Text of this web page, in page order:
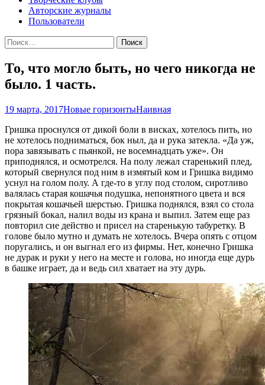
Авторские журналы
Пользователи
Найти:
То, что могло быть, но чего никогда не
было. 1 часть.
19 марта, 2017Новые горизонтыНаивная
Гришка проснулся от дикой боли в висках, хотелось пить, но
не хотелось подниматься, бок ныл, да и рука затекла. «Да уж,
пора завязывать с пьянкой, не восемнадцать уже». Он
приподнялся, и осмотрелся. На полу лежал старенький плед,
который свернулся под ним в измятый ком и Гришка видимо
уснул на голом полу. А где-то в углу под столом, сиротливо
валялась старая кошачья подушка, непонятного цвета и вся
покрытая кошачьей шерстью. Гришка поднялся, взял со стола
грязный бокал, налил воды из крана и выпил. Затем еще раз
повторил сие действо и присел на старенькую табуретку. В
голове было мутно и думать не хотелось. Вчера опять с отцом
поругались, и он выгнал его из фирмы. Нет, конечно Гришка
не дурак и руки у него на месте и голова, но иногда еще дурь
в башке играет, да и ведь сил хватает на эту дурь.